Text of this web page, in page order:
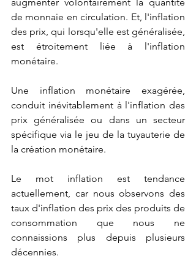
de monnaie en circulation. Et, l'inflation
des prix, qui lorsqu'elle est généralisée,
est étroitement liée à l'inflation
monétaire.
Une inflation monétaire exagérée,
conduit inévitablement à l'inflation des
prix généralisée ou dans un secteur
spécifique via le jeu de la tuyauterie de
la création monétaire.
Le mot inflation est tendance
actuellement, car nous observons des
taux d'inflation des prix des produits de
consommation que nous ne
connaissions plus depuis plusieurs
décennies.